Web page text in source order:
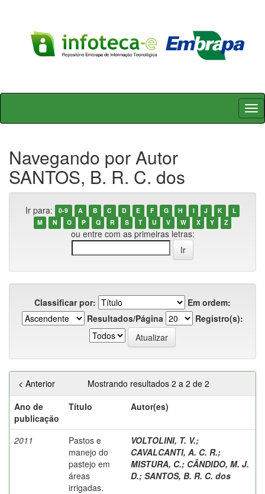
Skip
Navegando por Autor
SANTOS, B. R. C. dos
Ir para: 0-9 A B C D E F G H I J K
L
M
N O P Q R S T U V W X Y Z
ou entre com as primeiras letras:
Classificar por:
Em ordem:
Resultados/Página
Registro(s):
Mostrando resultados 2 a 2 de 2
< Anterior
Ano de
publicação
Título Autor(es)
2011
Pastos e
manejo do
pastejo em
áreas
irrigadas.
VOLTOLINI, T. V.;
CAVALCANTI, A. C. R.;
MISTURA, C.; CÂNDIDO, M. J.
D.; SANTOS, B. R. C. dos